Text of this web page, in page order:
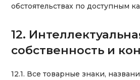
обстоятельствах по доступным
12.
собственность и
12.1. Все товарные знаки,